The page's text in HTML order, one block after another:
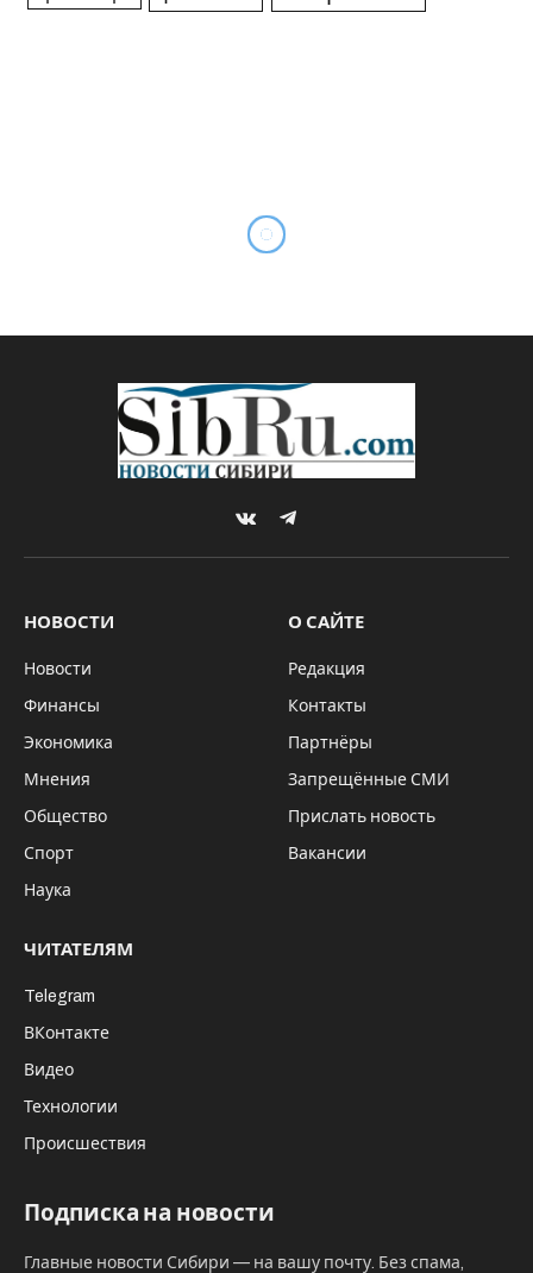
VKontakteTelegram
НОВОСТИ
Новости
Финансы
Экономика
Мнения
Общество
Спорт
Наука
О САЙТЕ
Редакция
Контакты
Партнёры
Запрещённые СМИ
Прислать новость
Вакансии
ЧИТАТЕЛЯМ
Telegram
ВКонтакте
Видео
Технологии
Происшествия
Подписка на новости
Главные новости Сибири — на вашу почту. Без спама,